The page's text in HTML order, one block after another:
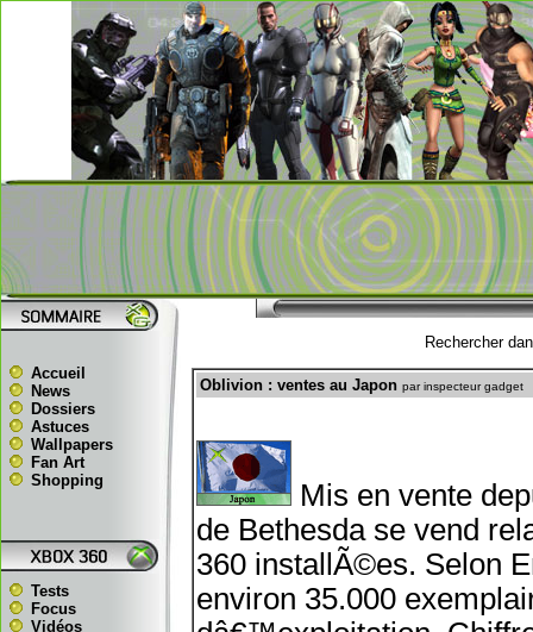
Accueil
News
Dossiers
Astuces
Wallpapers
Fan Art
Shopping
Tests
Focus
Vidéos
Rechercher
Oblivion : ventes au Japon par inspecteur gadget
Mis en vente
de Bethesda se vend
360 installÃ©es. Selon
environ 35.000